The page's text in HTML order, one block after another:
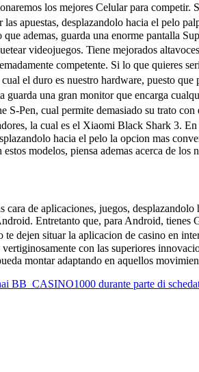
los mejores Celular para
apuestas, desplazandolo hacia el pelo
ademas, guarda una enorme pantalla
videojuegos. Tiene mejorados
competente. Si lo que quieres
el duro es nuestro hardware, puesto
una gran monitor que encarga
S-Pen, cual permite demasiado su trato
la cual es el Xiaomi Black Shark
hacia el pelo la opcion mas
modelos, piensa ademas acerca de
de aplicaciones, juegos,
Entretanto que, para Android,
dejen situar la aplicacion de casino en
con las superiores
montar adaptando en aquellos
BB_CASINO1000 durante parte di